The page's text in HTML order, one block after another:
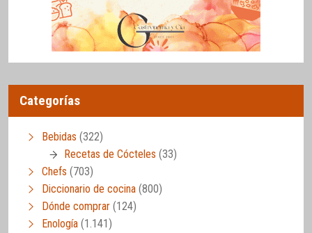
Categorías
Bebidas (322)
Recetas de Cócteles (33)
Chefs (703)
Diccionario de cocina (800)
Dónde comprar (124)
Enología (1.141)